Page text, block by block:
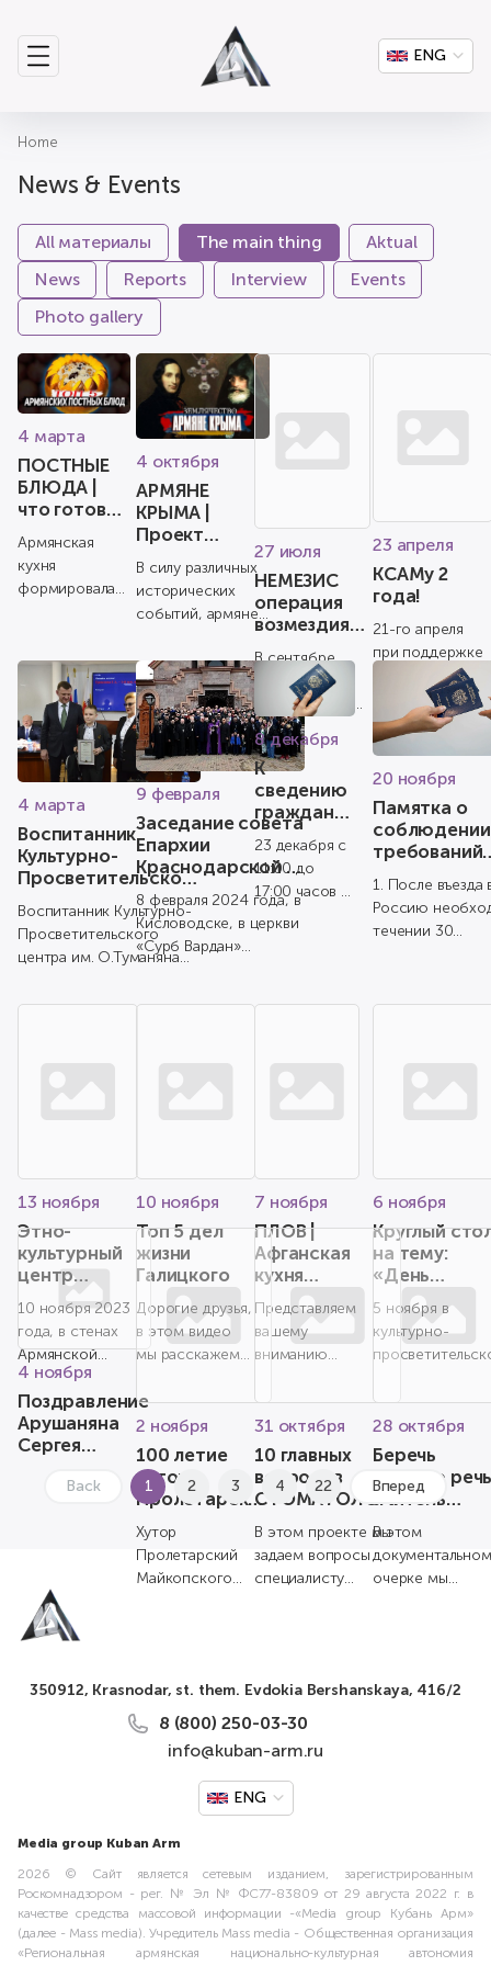
ENG
Home
News & Events
All материалы The main thing
Aktual
News
Reports Interview
Events
Photo gallery
4 марта
ПОСТНЫЕ
БЛЮДА |
что готовят
Великий
пост
Армянская
кухня
формировалась
вместе с
традициями,
укладом и
ритмом
духовной ж...
4 октября
АРМЯНЕ
КРЫМА |
Проект
ЗЕМЛЯЧЕСТВО
В силу различных
исторических
событий, армяне
множество
субэтнических
групп, которые
им...
27 июля
НЕМЕЗИС
операция
возмездия |
Армянский
ответ
В сентябре
1919 года на
очередном, 9
съезде партии
«Дашнакцутюн»
обсуждается
главный вопрос
– провед...
23 апреля
КСАМу 2
года!
21-го апреля
при поддержке
Региональной
Армянской
национально-
культурной
Краснодарского
кр...
4 марта
Воспитанник
Культурно-
Просветительского
О.Туманяна Артём
Аванесян был
награжден
письмом на
Воспитанник Культурно-
Просветительского
центра им. О.Туманяна
награжден Благодарс...
9 февраля
Заседание совета
Епархии
Краснодарской и
Северокавказской
Армянской
Апостольской
Церкви
8 февраля 2024 года, в
Кисловодске, в церкви
«Сурб Вардан»
8 декабря
К
сведению
граждан
Армении!
23 декабря с
11:00 до
17:00 часов в
по адресу: г.
165 (т...
20 ноября
Памятка о
соблюдении
требований
гражданами
Армении,
более 90
1. После въезда
Россию
течении 30
миграционный
13 ноября
Этно-
культурный
центр
создан в
Краснодаре
10 ноября 2023
года, в стенах
Армянской
Культурной
Автономии
Краснодарского
края прошло
10 ноября
Топ 5 дел
жизни
Галицкого
Дорогие друзья,
в этом видео
мы расскажем
проектах
краснодарского
миллиардера
Сергея Н...
7 ноября
ПЛОВ |
Афганская
кухня
Народа"
Представляем
вашему
вниманию
программу
"Блюдо
народа". Плов
это
традиционное
6 ноября
Круглый
на тему:
«День
единства»
5 ноября в
культурно-
О.Туманяна
состоялся
Круглый стол на
тему День На...
4 ноября
Поздравление
Арушаняна
Сергея
ко Дню
2 ноября
100 летие
хутора
Пролетарский
спецвыпуск
Хутор
Пролетарский
Майкопского
свой 100-летний
юбилей. В...
31 октября
10 главных
вопросов
СТОМАТОЛОГУ
В этом проекте мы
задаем вопросы
специалисту
28 октября
Беречь
родную
Учитель
Пилоян |
Рядом
В этом
документальном
очерке мы
Карине оказа...
Back 1 2 3 4 22 Вперед
350912, Krasnodar, st. them. Evdokia Bershanskaya, 416/2
8 (800) 250-03-30
info@kuban-arm.ru
ENG
Media group Kuban Arm
2026 © Сайт является сетевым изданием, зарегистрированным
Роскомнадзором - рег. № Эл № ФС77-83809 от 29 августа 2022 г. в
качестве средства массовой информации -«Media group Кубань Арм»
(далее - Mass media). Учредитель Mass media - Общественная организация
«Региональная армянская национально-культурная автономия